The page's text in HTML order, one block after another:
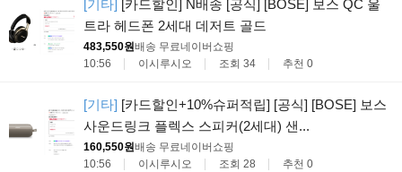
[기타] [카드할인] N배송 [공식] [BOSE] 보스 QC 울
트라 헤드폰 2세대 데저트 골드
483,550원배송 무료네이버쇼핑
10:56
이시루시오 조회 34 추천 0
[기타] [카드할인+10%슈퍼적립] [공식] [BOSE] 보스
사운드링크 플렉스 스피커(2세대) 샌...
160,550원배송 무료네이버쇼핑
10:56
이시루시오 조회 28 추천 0